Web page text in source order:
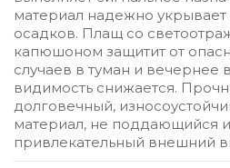
материал надежно укрывает
осадков. Плащ со
капюшоном защитит от
случаев в туман и вечернее
видимость снижается.
долговечный,
материал, не поддающийся
привлекательный внешний